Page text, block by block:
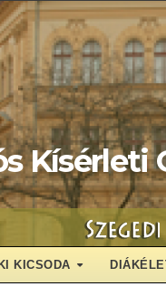
Kísérleti
KI KICSODA